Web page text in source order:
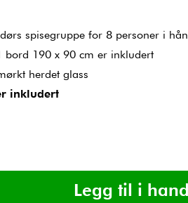
spisegruppe for 8 personer i
bord 190 x 90 cm er inkludert
herdet glass
inkludert